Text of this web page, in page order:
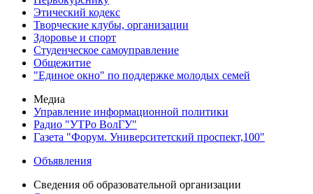
Этический кодекс
Творческие клубы, организации
Здоровье и спорт
Студенческое самоуправление
Общежитие
"Единое окно" по поддержке молодых семей
Медиа
Управление информационной политики
Радио "УТРо ВолГУ"
Газета "Форум. Университетский проспект,100"
Объявления
Сведения об образовательной организации